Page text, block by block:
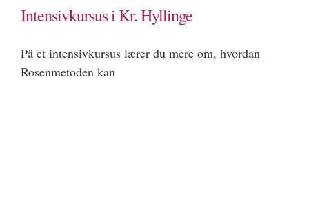
Intensivkursus i Kr. Hyllinge
På et intensivkursus lærer du mere om, hvordan
Rosenmetoden kan